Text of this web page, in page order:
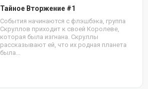
Тайное Вторжение #1
События начинаются с флэшбэка, группа
Скруллов приходит к своей Королеве,
которая была изгнана. Скруллы
рассказывают ей, что их родная планета
была...